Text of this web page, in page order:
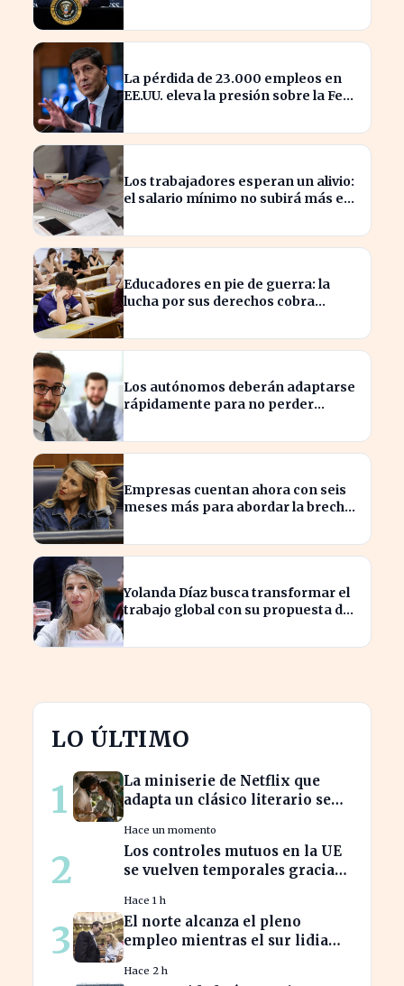
La pérdida de 23.000 empleos en
EE.UU. eleva la presión sobre la Fed
Los trabajadores esperan un alivio:
el salario mínimo no subirá más en
Educadores en pie de guerra: la
lucha por sus derechos cobra
Los autónomos deberán adaptarse
rápidamente para no perder
Empresas cuentan ahora con seis
meses más para abordar la brecha
confidencialidad
Yolanda Díaz busca transformar el
trabajo global con su propuesta de
LO ÚLTIMO
1
La miniserie de Netflix que
adapta un clásico literario se
Hace un momento
2
Los controles mutuos en la UE
se vuelven temporales gracias
Hace 1 h
3
El norte alcanza el pleno
empleo mientras el sur lidia
Hace 2 h